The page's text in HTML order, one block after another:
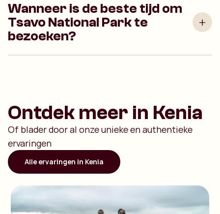
Wanneer is de beste tijd om
Tsavo National Park te
bezoeken?
Ontdek meer in Kenia
Of blader door al onze unieke en authentieke
ervaringen
Alle ervaringen in Kenia